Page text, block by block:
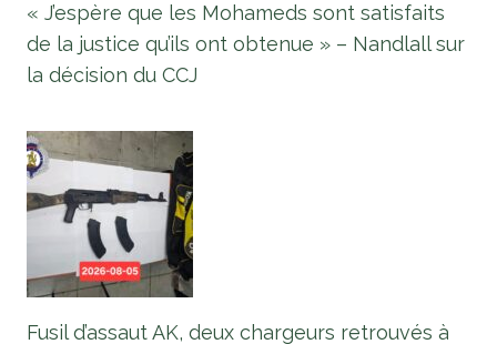
« J’espère que les Mohameds sont satisfaits
de la justice qu’ils ont obtenue » – Nandlall sur
la décision du CCJ
Fusil d’assaut AK, deux chargeurs retrouvés à